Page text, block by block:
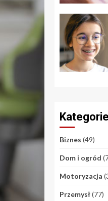
Kategorie
Biznes (49)
Dom i ogród
Motoryzacja
Przemysł(77)